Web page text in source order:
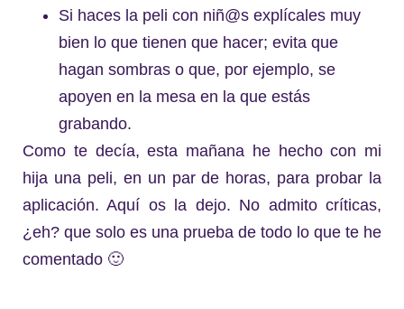
Si haces la peli con niñ@s explícales muy
bien lo que tienen que hacer; evita que
hagan sombras o que, por ejemplo, se
apoyen en la mesa en la que estás
grabando.
Como te decía, esta mañana he hecho con mi
hija una peli, en un par de horas, para probar la
aplicación. Aquí os la dejo. No admito críticas,
¿eh? que solo es una prueba de todo lo que te he
comentado 🙂